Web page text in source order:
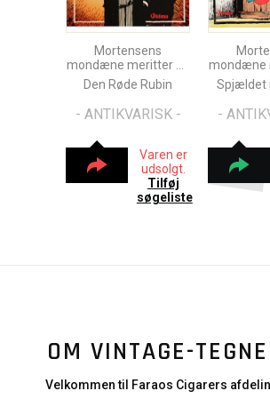
Mortensens
mondæne meritter Nr.
1
Den Røde Rubin
- ANTIKVARISK -
Varen er
udsolgt.
Tilføj
søgeliste
mondæne
2
Spjældet
-
OM VINTAGE-
Velkommen til Faraos Cigarers